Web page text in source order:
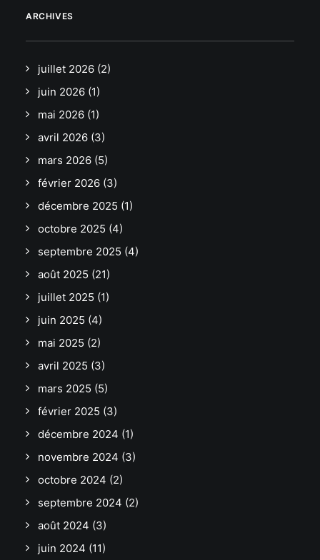
ARCHIVES
juillet 2026 (2)
juin 2026 (1)
mai 2026 (1)
avril 2026 (3)
mars 2026 (5)
février 2026 (3)
décembre 2025 (1)
octobre 2025 (4)
septembre 2025 (4)
août 2025 (21)
juillet 2025 (1)
juin 2025 (4)
mai 2025 (2)
avril 2025 (3)
mars 2025 (5)
février 2025 (3)
décembre 2024 (1)
novembre 2024 (3)
octobre 2024 (2)
septembre 2024 (2)
août 2024 (3)
juin 2024 (11)